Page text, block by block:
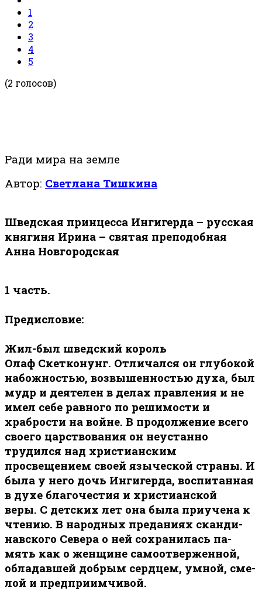
1
2
3
4
5
(2 голосов)
Ради мира на земле
Автор: Светлана Тишкина
Шведская принцесса Ингигерда – русская
княгиня Ирина – святая преподобная
Анна Новгородская
1 часть.
Предисловие:
Жил-был шведский король
Олаф Скетконунг. Отличался он глубокой
набожностью, возвышенностью духа, был
мудр и деятелен в делах правления и не
имел себе равного по решимости и
храбрости на войне. В продолжение всего
своего царствования он неустанно
трудился над христианским
просвещением своей языческой страны. И
была у него дочь Ингигерда, воспитанная
в духе благочестия и христианской
веры. С детских лет она была приучена к
чтению. В на­род­ных пре­да­ни­ях скан­ди­
нав­ско­го Се­ве­ра о ней со­хра­ни­лась па­
мять как о жен­щине са­мо­от­вер­жен­ной,
об­ла­дав­шей доб­рым серд­цем, ум­ной, сме­
лой и пред­при­им­чи­вой.